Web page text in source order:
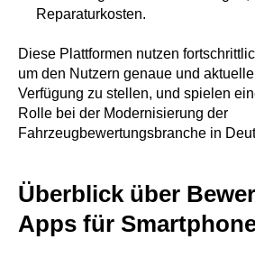
Reparaturkosten.
Diese Plattformen nutzen
um den Nutzern genaue und
Verfügung zu stellen, und spielen
Rolle bei der Modernisierung der
Fahrzeugbewertungsbranche in
Überblick über
Apps für